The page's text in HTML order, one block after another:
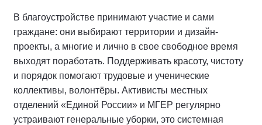
В благоустройстве принимают участие и сами
граждане: они выбирают территории и дизайн-
проекты, а многие и лично в свое свободное время
выходят поработать. Поддерживать красоту, чистоту
и порядок помогают трудовые и ученические
коллективы, волонтёры. Активисты местных
отделений «Единой России» и МГЕР регулярно
устраивают генеральные уборки, это системная